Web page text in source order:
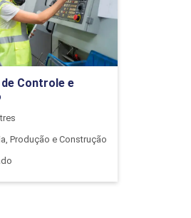
AVALIAÇÃO
AVALIAÇÃO
de Controle e
Produção e Construção
Inscrição